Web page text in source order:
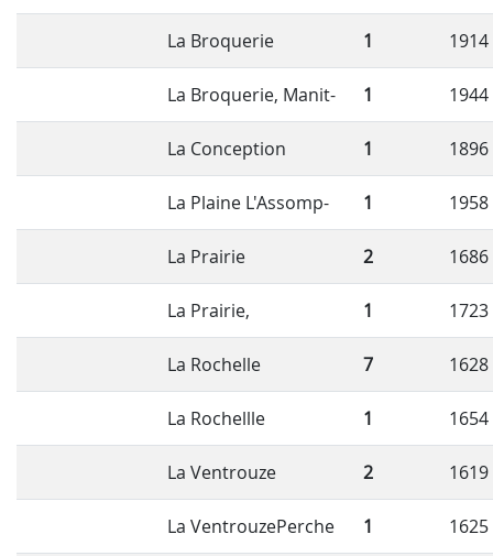
La Broquerie 1 1914
La Broquerie, Manit- 1 1944
La Conception 1 1896
La Plaine L'Assomp- 1 1958
La Prairie 2 1686
La Prairie, 1 1723
La Rochelle 7 1628
La Rochellle 1 1654
La Ventrouze 2 1619
La VentrouzePerche 1 1625